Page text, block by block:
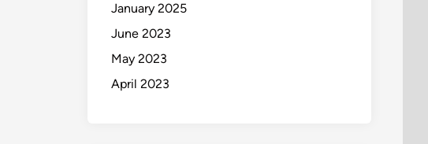
January 2025
June 2023
May 2023
April 2023